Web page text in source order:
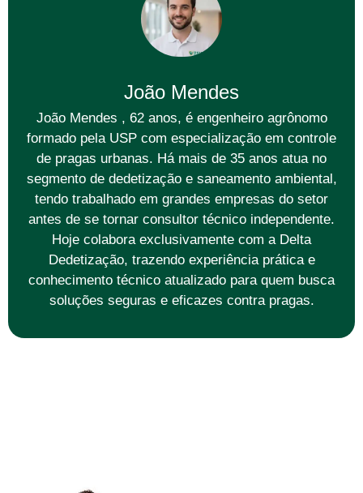
João Mendes
João Mendes , 62 anos, é engenheiro agrônomo
formado pela USP com especialização em controle
de pragas urbanas. Há mais de 35 anos atua no
segmento de dedetização e saneamento ambiental,
tendo trabalhado em grandes empresas do setor
antes de se tornar consultor técnico independente.
Hoje colabora exclusivamente com a Delta
Dedetização, trazendo experiência prática e
conhecimento técnico atualizado para quem busca
soluções seguras e eficazes contra pragas.